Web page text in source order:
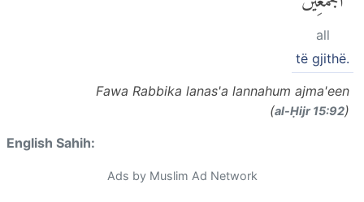
all
të gjithë.
Fawa Rabbika lanas'a lannahum ajma'een
(al-Ḥijr 15:92)
English Sahih:
Ads by Muslim Ad Network